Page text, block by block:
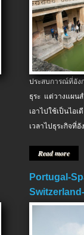
ประสบการณ์ที่อัง
ธุระ แต่วางแผน
เอาไปใช้เป็นไอ
เวลาไปธุระกิจที่อั
Read more
Portugal-